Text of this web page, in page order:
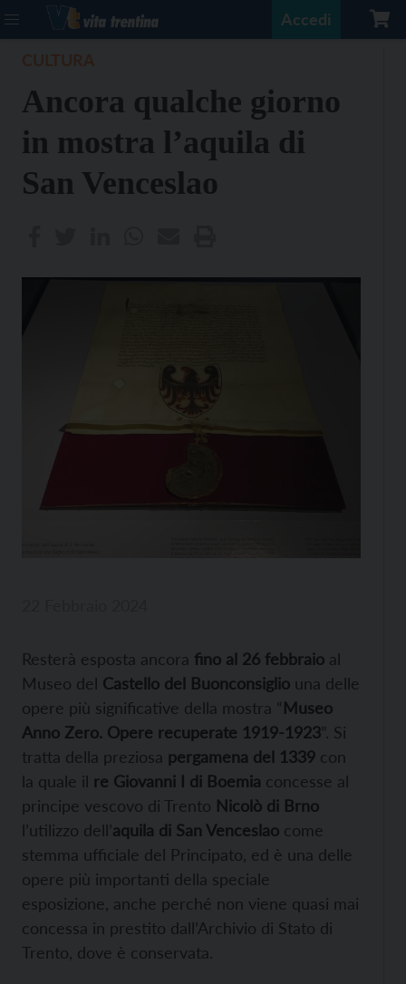
Accedi
Ancora qualche giorno
in mostra l’aquila di
San Venceslao
Resterà esposta ancora fino al 26 febbraio al
Museo del Castello del Buonconsiglio una delle
opere più significative della mostra “Museo
Anno Zero. Opere recuperate 1919-1923”. Si
tratta della preziosa pergamena del 1339 con
la quale il re Giovanni I di Boemia concesse al
principe vescovo di Trento Nicolò di Brno
l’utilizzo dell’aquila di San Venceslao come
stemma ufficiale del Principato, ed è una delle
opere più importanti della speciale
esposizione, anche perché non viene quasi mai
concessa in prestito dall’Archivio di Stato di
Trento, dove è conservata.